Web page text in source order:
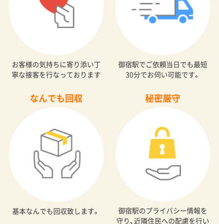
お客様の気持ちに寄り添い丁
寧な接客を行なっております
御宿駅でご依頼当日でも最短
30分でお伺い可能です。
なんでも回収
基本なんでも回収致します。
秘密厳守
御宿駅のプライバシー情報を
守り、近隣住民への配慮を行い